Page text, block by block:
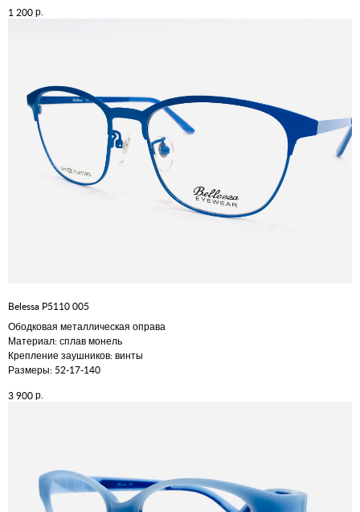
1 200р.
Belessa P5110 005
Ободковая металлическая оправа
Материал: сплав монель
Крепление заушников: винты
Размеры: 52-17-140
3 900р.